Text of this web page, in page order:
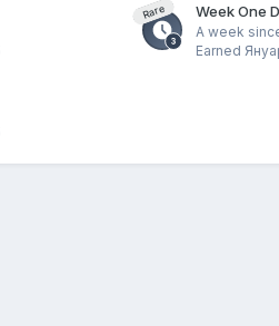
Rare Week One
A week
Earned